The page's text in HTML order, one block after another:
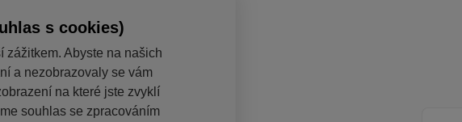
s cookies)
zážitkem. Abyste na našich
a nezobrazovaly se vám
na které jste zvyklí
souhlas se zpracováním